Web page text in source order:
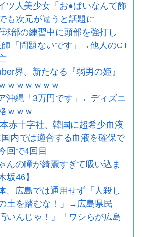
ツ人美少女「お●ぱいなんて飾
も次元が違うと話題に
部の練習中に頭部を強打し
「問題ないです」→他人のCT
界、新たなる『弱男の姫』
ｗｗｗｗｗｗ
沖縄「3万円です」←ディズニ
ｗｗｗ
本赤十字社、韓国に超希少血液
内では適合する血液を確保で
回で4回目
んの瞳が綺麗すぎて吸い込ま
坂46】
、広島では通用せず「人殺し
土を踏むな！」→広島県民
いんじゃ！」「ワシらが広島